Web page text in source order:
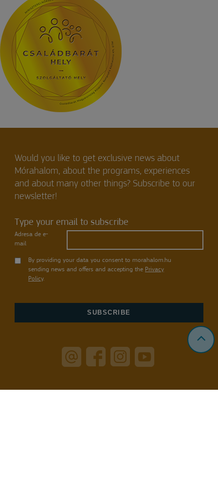
Would you like to get exclusive news about
Mórahalom, about the programs, experiences
and about many other things? Subscribe to our
newsletter!
Type your email to subscribe
Adresa de e-
mail
By providing your data you consent to morahalom.hu
sending news and offers and accepting the Privacy
Policy.